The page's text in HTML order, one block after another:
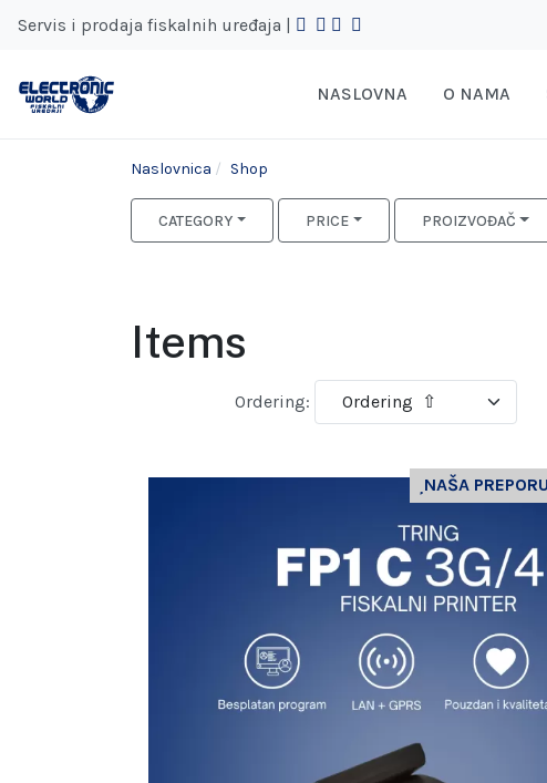
Servis i prodaja fiskalnih uređaja |
NASLOVNA O NAMA
Naslovnica Shop
CATEGORY PRICE PROIZVOĐAČ
Items
Ordering:
NAŠA